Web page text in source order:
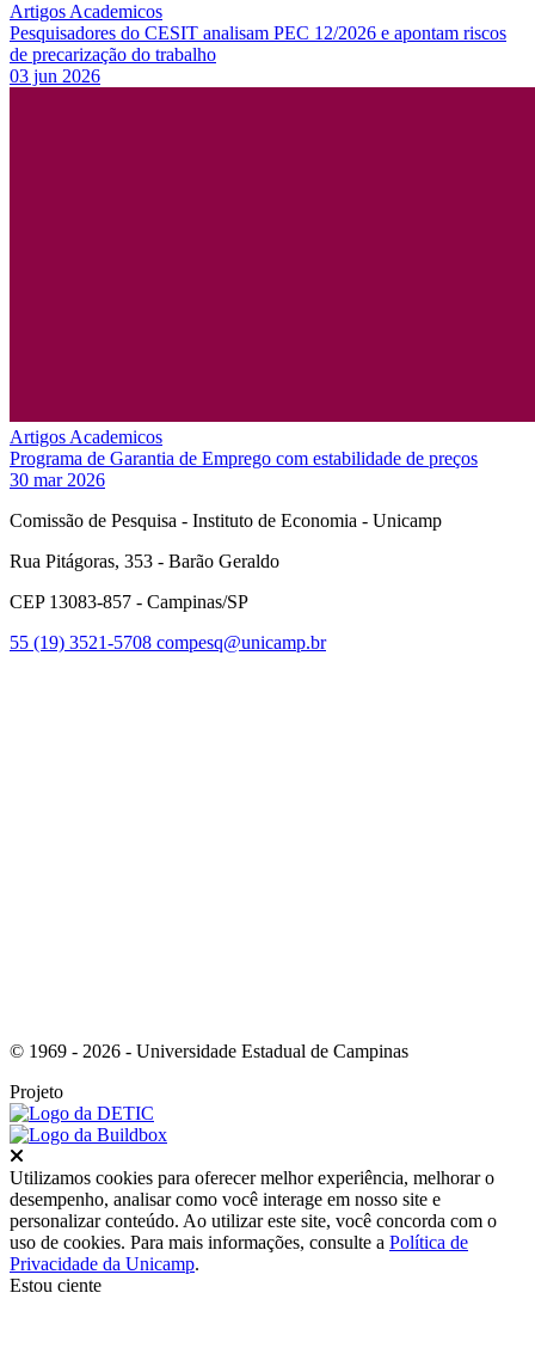
Artigos Academicos
Pesquisadores do CESIT analisam PEC 12/2026 e apontam riscos
de precarização do trabalho
03 jun 2026
Artigos Academicos
Programa de Garantia de Emprego com estabilidade de preços
30 mar 2026
Comissão de Pesquisa - Instituto de Economia - Unicamp
Rua Pitágoras, 353 - Barão Geraldo
CEP 13083-857 - Campinas/SP
55 (19) 3521-5708 compesq@unicamp.br
© 1969 - 2026 - Universidade Estadual de Campinas
Projeto
Utilizamos cookies para oferecer melhor experiência, melhorar o
desempenho, analisar como você interage em nosso site e
personalizar conteúdo. Ao utilizar este site, você concorda com o
uso de cookies. Para mais informações, consulte a Política de
Privacidade da Unicamp.
Estou ciente